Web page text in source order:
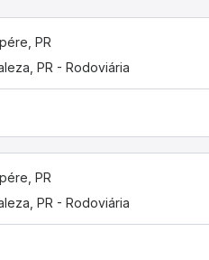
PR
PR - Rodoviária
PR
PR - Rodoviária